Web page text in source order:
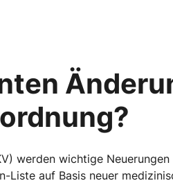
werden wichtige
Liste auf Basis neuer